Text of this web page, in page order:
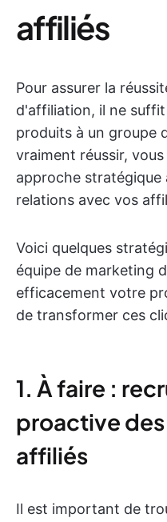
affiliés
Pour assurer la
d'affiliation, il ne
produits à un groupe
vraiment réussir,
approche
relations avec vos
Voici quelques
équipe de marketing
efficacement votre
de transformer ces
1. À faire :
proactive
affiliés
Il est important de